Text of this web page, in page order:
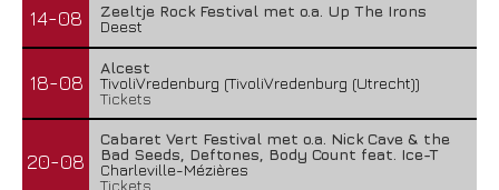
14-08
Zeeltje Rock Festival met o.a. Up The Irons
Deest
18-08
Alcest
TivoliVredenburg (TivoliVredenburg (Utrecht))
Tickets
20-08
Cabaret Vert Festival met o.a. Nick Cave & the
Bad Seeds, Deftones, Body Count feat. Ice-T
Charleville-Mézières
Tickets